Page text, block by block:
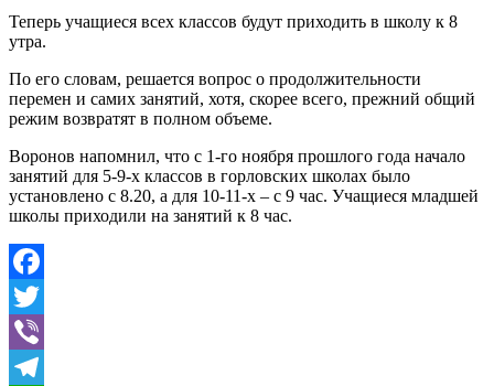
Теперь учащиеся всех классов будут приходить в школу к 8
утра.
По его словам, решается вопрос о продолжительности
перемен и самих занятий, хотя, скорее всего, прежний общий
режим возвратят в полном объеме.
Воронов напомнил, что с 1-го ноября прошлого года начало
занятий для 5-9-х классов в горловских школах было
установлено с 8.20, а для 10-11-х – с 9 час. Учащиеся младшей
школы приходили на занятий к 8 час.
Facebook
Twitter
Viber